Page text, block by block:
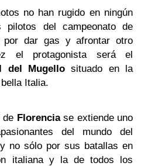
no han rugido en ningún
del campeonato de
por dar gas y afrontar otro
el protagonista será el
del Mugellosituado en la
Italia.
de Florenciase extiende uno
del mundo del
no sólo por sus batallas en
italiana y la de todos los